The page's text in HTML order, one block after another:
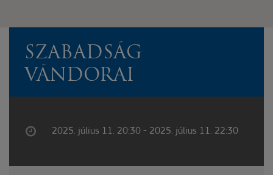
SZABADSÁG
VÁNDORAI
2025. július 11. 20:30 - 2025. július 11. 22:30